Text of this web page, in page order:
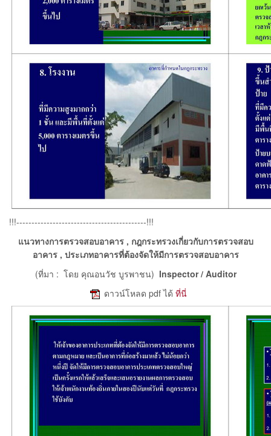
!!!-------------------------------------------!!!
แนวทางการตรวจสอบอาคาร , กฎกระทรวงเกี่ยวกับการตรวจสอบ
อาคาร , ประเภทอาคารที่ต้องจัดให้มีการตรวจสอบอาคาร
(ที่มา : โดย คุณอนวัช บูรพาชน) Inspector / Auditor
ดาวน์โหลด pdf ได้ ที่นี่